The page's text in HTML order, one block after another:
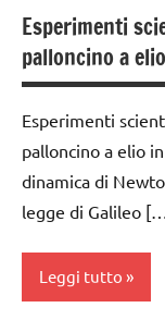
PER ETA'
TUTTI GLI
ARTICOLI
dai
6
TUTTI GLI
ARGOMENTI
PER ETA'
ARTICOLI
classe
1a
2a
3a
4a
classe
Esperimenti
palloncino a
Esperimenti
palloncino a elio
dinamica di
legge di Galileo
Leggi tutto